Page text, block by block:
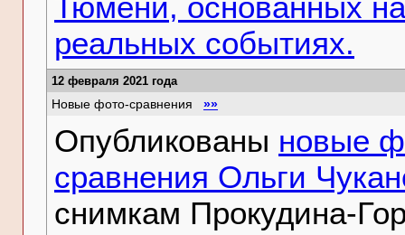
реальных событиях.
12 февраля 2021 года
Новые фото-сравнения »»
Опубликованы новые
сравнения Ольги
снимкам Прокудина-